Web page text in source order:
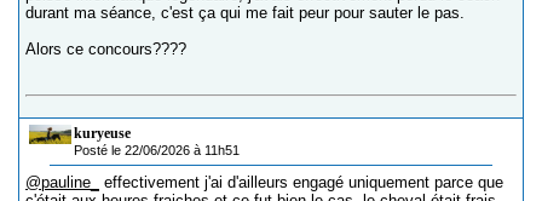
durant ma séance, c'est ça qui me fait peur pour sauter le pas.
Alors ce concours????
kuryeuse
Posté le 22/06/2026 à 11h51
@pauline_
effectivement j'ai d'ailleurs engagé uniquement parce que